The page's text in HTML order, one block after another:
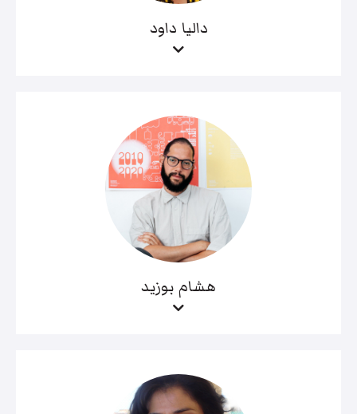
داليا داود
هشام بوزيد